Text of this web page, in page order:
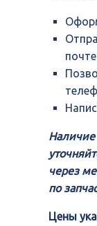
почте
Наличие
через
по
Цены